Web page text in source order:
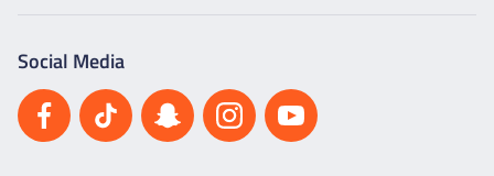
Social Media